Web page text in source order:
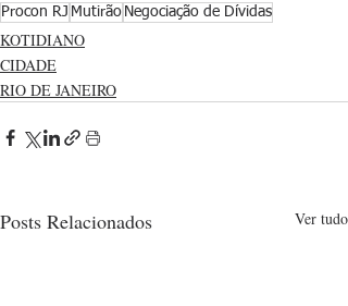
Procon RJ Mutirão Negociação de Dívidas
KOTIDIANO
CIDADE
RIO DE JANEIRO
Posts Relacionados Ver tudo